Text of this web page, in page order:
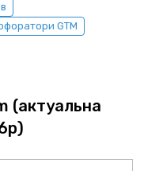
GTM
(актуальна